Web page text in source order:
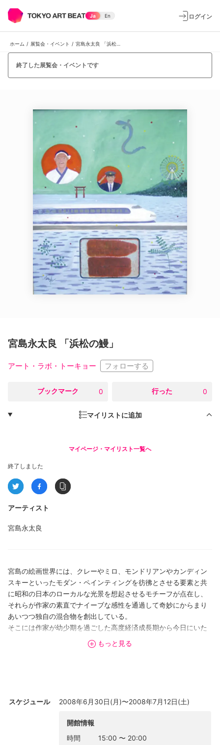
Ja En ログイン
ホーム / 展覧会・イベント /
終了した展覧会・イベントです
宮島永太良 「浜松の鰻」
アート・ラボ・トーキョー フォローする
ブックマーク 0 行った 0
マイリストに追加
マイページ・マイリスト一覧へ
終了しました
アーティスト
宮島永太良
宮島の絵画世界には、クレーやミロ、モンドリアンやカンディン
スキーといったモダン・ペインティングを彷彿とさせる要素と共
に昭和の日本のローカルな光景を想起させるモチーフが点在し、
それらが作家の素直でナイーブな感性を通過して奇妙にからまり
あいつつ独自の混合物を創出している。
そこには作家が幼少期を過ごした高度経済成長期から今日にいた
るまでの、日本社会の底流にひそむ潜在意識が見事なまでに映し
出されており、まさに何のてらいも気負いもなく自然な形で"パリ
る思考や感覚によって紡ぎだされる作品群を展示。本展タイトル
の「浜松の鰻」は、新幹線や駅弁をモチーフにしたシリーズ作品
のイメージに由来するものだが、ここに描かれる新幹線は「ひか
り」や「こだま」号を連想させ、なつかしき"夢の超特急"という
もっと見る
スケジュール 2008年6月30日(月)〜2008年7月12日(土)
開館情報
時間
15:00 〜 20:00